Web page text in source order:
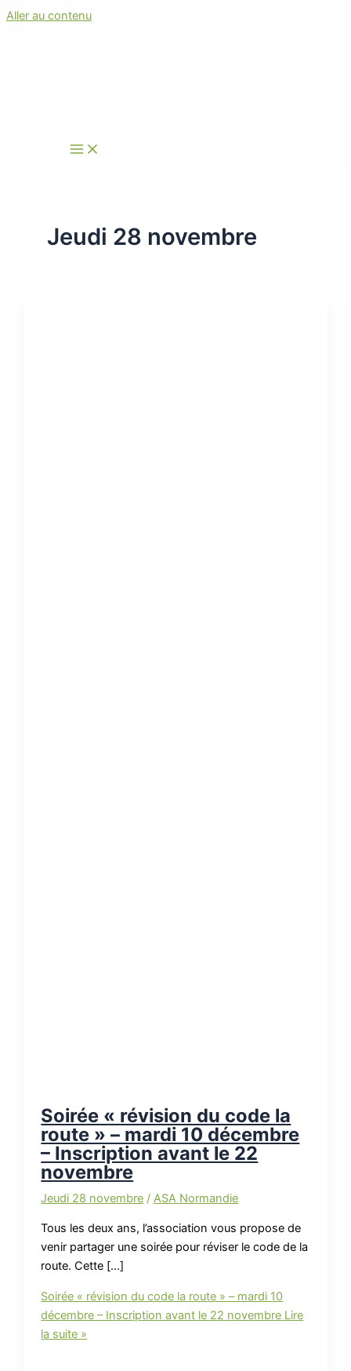
Aller au contenu
Jeudi 28 novembre
Soirée « révision du code la
route » – mardi 10 décembre
– Inscription avant le 22
novembre
Jeudi 28 novembre /ASA Normandie
Tous les deux ans, l’association vous propose de
venir partager une soirée pour réviser le code de la
route. Cette […]
Soirée « révision du code la route » – mardi 10
décembre – Inscription avant le 22 novembre Lire
la suite »